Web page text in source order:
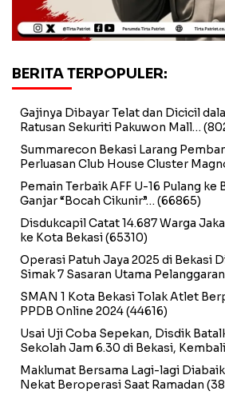
BERITA TERPOPULER:
Gajinya Dibayar Telat dan Dicicil
Ratusan Sekuriti Pakuwon Mall…
Summarecon Bekasi Larang
Perluasan Club House Cluster
Pemain Terbaik AFF U-16 Pulang ke
Ganjar “Bocah Cikunir”… (66865)
Disdukcapil Catat 14.687 Warga
ke Kota Bekasi(65310)
Operasi Patuh Jaya 2025 di Bekasi
Simak 7 Sasaran Utama
SMAN 1 Kota Bekasi Tolak Atlet
PPDB Online 2024(44616)
Usai Uji Coba Sepekan, Disdik
Sekolah Jam 6.30 di Bekasi,
Maklumat Bersama Lagi-lagi
Nekat Beroperasi Saat Ramadan